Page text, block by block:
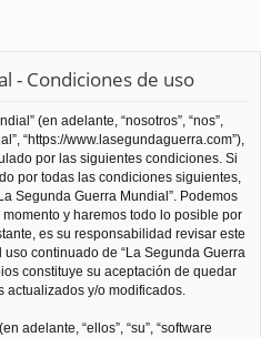
- Condiciones de uso
(en adelante, “nosotros”, “nos”,
“https://www.lasegundaguerra.com”),
por las siguientes condiciones. Si
por todas las condiciones siguientes,
Segunda Guerra Mundial”. Podemos
y haremos todo lo posible por
es su responsabilidad revisar este
continuado de “La Segunda Guerra
constituye su aceptación de quedar
actualizados y/o modificados.
adelante, “ellos”, “su”, “software